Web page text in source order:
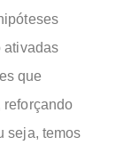
ativadas
que
reforçando
seja, temos